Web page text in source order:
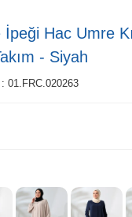
İpeği Hac Umre
- Siyah
: 01.FRC.020263